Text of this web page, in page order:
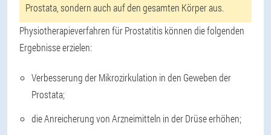
Prostata, sondern auch auf den gesamten Körper aus.
Physiotherapieverfahren für Prostatitis können die folgenden
Ergebnisse erzielen:
Verbesserung der Mikrozirkulation in den Geweben der
Prostata;
die Anreicherung von Arzneimitteln in der Drüse erhöhen;